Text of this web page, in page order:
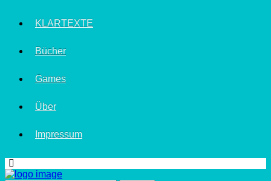
KLARTEXTE
Bücher
Games
Über
Impressum